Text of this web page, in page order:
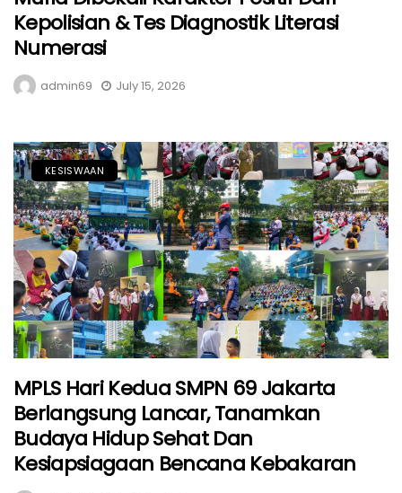
Kepolisian & Tes Diagnostik Literasi
Numerasi
admin69 July 15, 2026
KESISWAAN
MPLS Hari Kedua SMPN 69 Jakarta
Berlangsung Lancar, Tanamkan
Budaya Hidup Sehat Dan
Kesiapsiagaan Bencana Kebakaran